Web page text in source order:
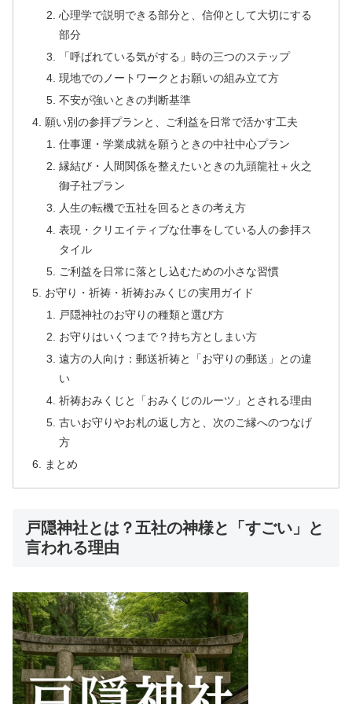
心理学で説明できる部分と、信仰として大切にする
部分
「呼ばれている気がする」時の三つのステップ
現地でのノートワークとお願いの組み立て方
不安が強いときの判断基準
願い別の参拝プランと、ご利益を日常で活かす工夫
仕事運・学業成就を願うときの中社中心プラン
縁結び・人間関係を整えたいときの九頭龍社＋火之
御子社プラン
人生の転機で五社を回るときの考え方
表現・クリエイティブな仕事をしている人の参拝ス
タイル
ご利益を日常に落とし込むための小さな習慣
お守り・祈祷・祈祷おみくじの実用ガイド
戸隠神社のお守りの種類と選び方
お守りはいくつまで？持ち方としまい方
遠方の人向け：郵送祈祷と「お守りの郵送」との違
い
祈祷おみくじと「おみくじのルーツ」とされる理由
古いお守りやお札の返し方と、次のご縁へのつなげ
方
まとめ
戸隠神社とは？五社の神様と「すごい」と
言われる理由